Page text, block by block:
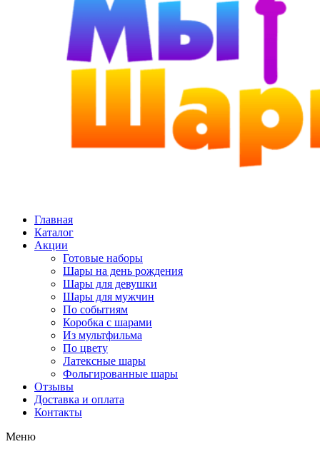
Главная
Каталог
Акции
Готовые наборы
Шары на день рождения
Шары для девушки
Шары для мужчин
По событиям
Коробка с шарами
Из мультфильма
По цвету
Латексные шары
Фольгированные шары
Отзывы
Доставка и оплата
Контакты
Меню